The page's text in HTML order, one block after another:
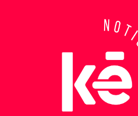
investigadores revisaron más de
seguridad públicas y privadas,
cerca de 300 horas de
de reconstruir los movimientos
y establecer patrones de
seguimiento permitió identificar
la modalidad de entrega del
posible existencia de otras
sido contactadas bajo el mismo